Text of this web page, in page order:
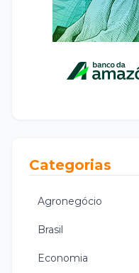
Categorias
Agronegócio
Brasil
Economia